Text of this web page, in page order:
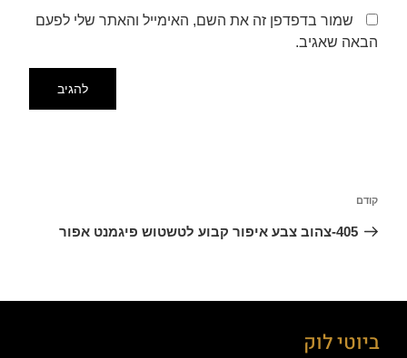
שמור בדפדפן זה את השם, האימייל והאתר שלי לפעם
הבאה שאגיב.
קודם
405-צהוב צבע איפור קבוע לטשטוש פיגמנט אפור
ביוטי לוק